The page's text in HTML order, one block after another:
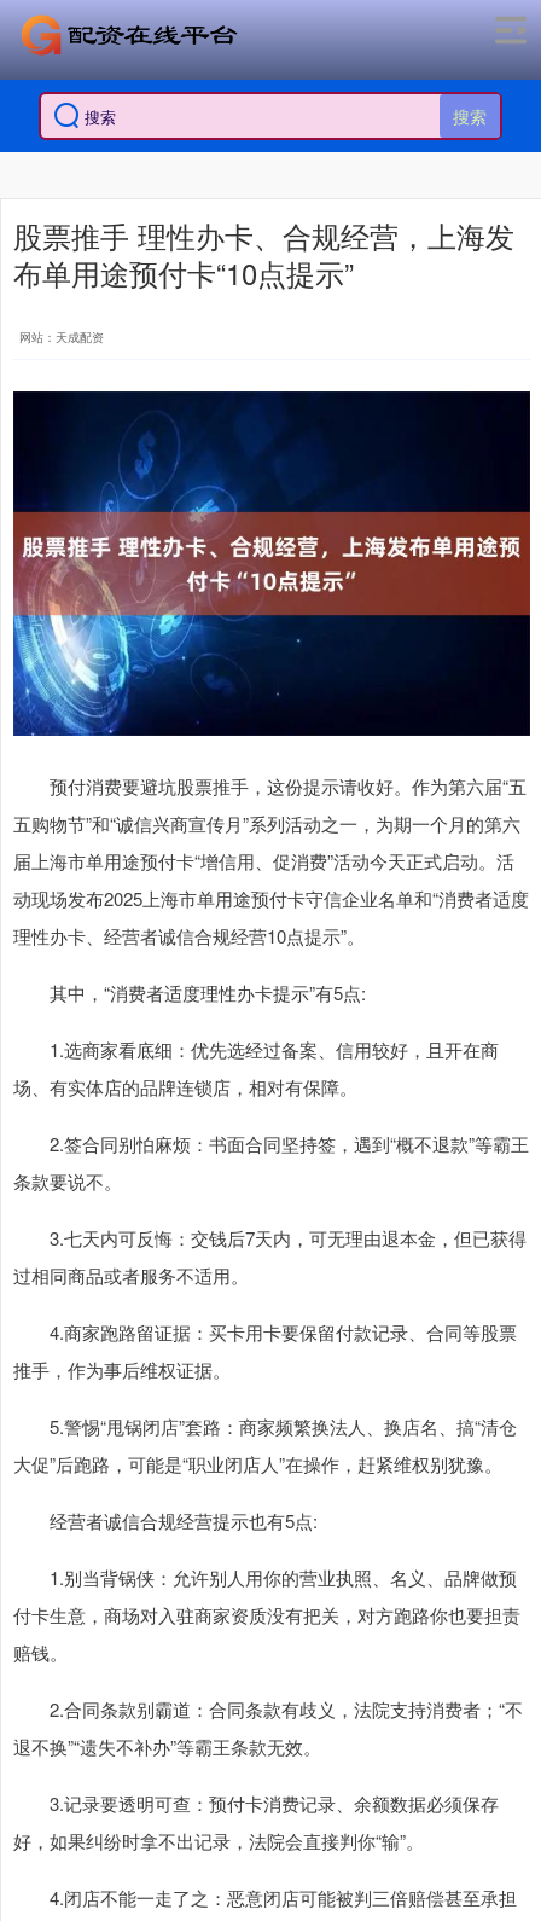
搜索
股票推手 理性办卡、合规经营，上海发
布单用途预付卡“10点提示”
网站：天成配资
预付消费要避坑股票推手，这份提示请收好。作为第六届“五
五购物节”和“诚信兴商宣传月”系列活动之一，为期一个月的第六
届上海市单用途预付卡“增信用、促消费”活动今天正式启动。活
动现场发布2025上海市单用途预付卡守信企业名单和“消费者适度
理性办卡、经营者诚信合规经营10点提示”。
其中，“消费者适度理性办卡提示”有5点:
1.选商家看底细：优先选经过备案、信用较好，且开在商
场、有实体店的品牌连锁店，相对有保障。
2.签合同别怕麻烦：书面合同坚持签，遇到“概不退款”等霸王
条款要说不。
3.七天内可反悔：交钱后7天内，可无理由退本金，但已获得
过相同商品或者服务不适用。
4.商家跑路留证据：买卡用卡要保留付款记录、合同等股票
推手，作为事后维权证据。
5.警惕“甩锅闭店”套路：商家频繁换法人、换店名、搞“清仓
大促”后跑路，可能是“职业闭店人”在操作，赶紧维权别犹豫。
经营者诚信合规经营提示也有5点:
1.别当背锅侠：允许别人用你的营业执照、名义、品牌做预
付卡生意，商场对入驻商家资质没有把关，对方跑路你也要担责
赔钱。
2.合同条款别霸道：合同条款有歧义，法院支持消费者；“不
退不换”“遗失不补办”等霸王条款无效。
3.记录要透明可查：预付卡消费记录、余额数据必须保存
好，如果纠纷时拿不出记录，法院会直接判你“输”。
4.闭店不能一走了之：恶意闭店可能被判三倍赔偿甚至承担